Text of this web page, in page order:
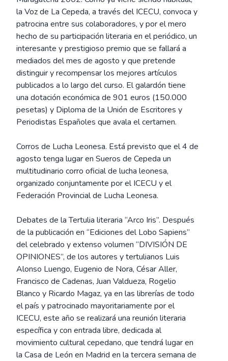
la Voz de La Cepeda, a través del ICECU, convoca y
patrocina entre sus colaboradores, y por el mero
hecho de su participación literaria en el periódico, un
interesante y prestigioso premio que se fallará a
mediados del mes de agosto y que pretende
distinguir y recompensar los mejores artículos
publicados a lo largo del curso. El galardón tiene
una dotación económica de 901 euros (150.000
pesetas) y Diploma de la Unión de Escritores y
Periodistas Españoles que avala el certamen.
Corros de Lucha Leonesa. Está previsto que el 4 de
agosto tenga lugar en Sueros de Cepeda un
multitudinario corro oficial de lucha leonesa,
organizado conjuntamente por el ICECU y el
Federación Provincial de Lucha Leonesa.
Debates de la Tertulia literaria “Arco Iris”. Después
de la publicación en “Ediciones del Lobo Sapiens”
del celebrado y extenso volumen “DIVISIÓN DE
OPINIONES”, de los autores y tertulianos Luis
Alonso Luengo, Eugenio de Nora, César Aller,
Francisco de Cadenas, Juan Valdueza, Rogelio
Blanco y Ricardo Magaz, ya en las librerías de todo
el país y patrocinado mayoritariamente por el
ICECU, este año se realizará una reunión literaria
específica y con entrada libre, dedicada al
movimiento cultural cepedano, que tendrá lugar en
la Casa de León en Madrid en la tercera semana de